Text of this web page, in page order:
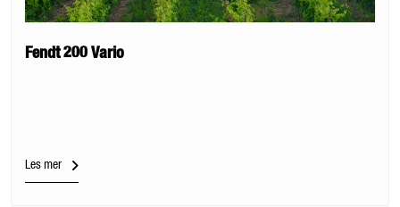
Fendt 200 Vario
Les mer